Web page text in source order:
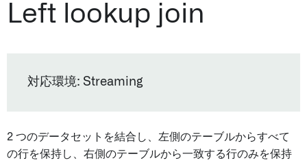
Left lookup join
対応環境: Streaming
2 つのデータセットを結合し、左側のテーブルからすべて
の行を保持し、右側のテーブルから一致する行のみを保持